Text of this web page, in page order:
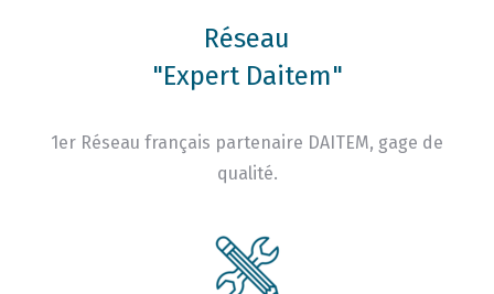
Réseau
"Expert Daitem"
1er Réseau français partenaire DAITEM, gage de
qualité.